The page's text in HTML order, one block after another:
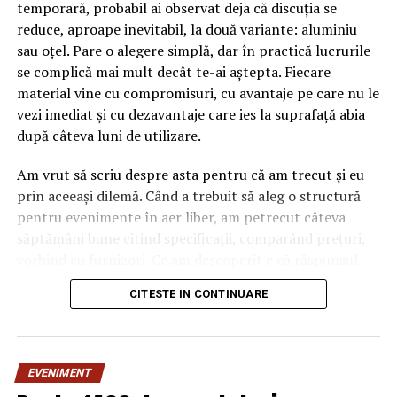
temporară, probabil ai observat deja că discuția se
reduce, aproape inevitabil, la două variante: aluminiu
sau oțel. Pare o alegere simplă, dar în practică lucrurile
se complică mai mult decât te-ai aștepta. Fiecare
material vine cu compromisuri, cu avantaje pe care nu le
vezi imediat și cu dezavantaje care ies la suprafață abia
după câteva luni de utilizare.
Am vrut să scriu despre asta pentru că am trecut și eu
prin aceeași dilemă. Când a trebuit să aleg o structură
pentru evenimente în aer liber, am petrecut câteva
săptămâni bune citind specificații, comparând prețuri,
„corect” depinde mult de context, de cât de des muți
pavilionul și de ce condiții meteo ai de înfruntat.
materialului mai mult decât
CITESTE IN CONTINUARE
EVENIMENT